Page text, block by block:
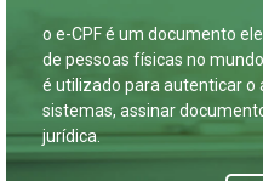
o e-CPF é um documento
de pessoas físicas no
é utilizado para autenticar o
sistemas, assinar
jurídica.